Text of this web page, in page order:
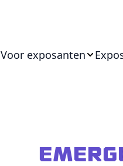
Voor exposanten